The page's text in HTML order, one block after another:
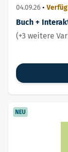
04.09.26 •
Buch +
(+3 weitere
NEU